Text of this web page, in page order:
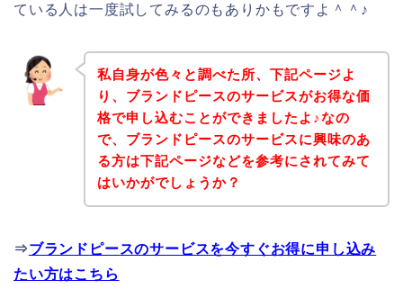
ている人は一度試してみるのもありかもですよ＾＾♪
私自身が色々と調べた所、下記ページよ
り、ブランドピースのサービスがお得な価
格で申し込むことができましたよ♪なの
で、ブランドピースのサービスに興味のあ
る方は下記ページなどを参考にされてみて
はいかがでしょうか？
⇒ブランドピースのサービスを今すぐお得に申し込み
たい方はこちら